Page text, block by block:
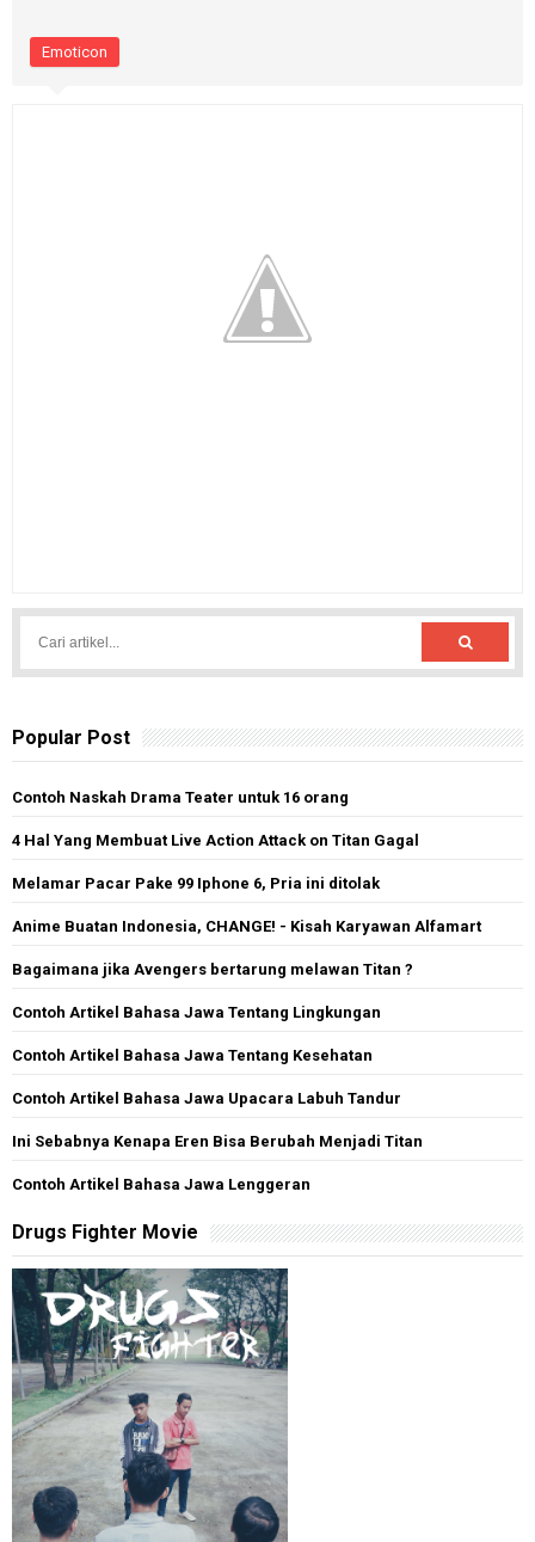
Emoticon
Popular Post
Contoh Naskah Drama Teater untuk 16 orang
4 Hal Yang Membuat Live Action Attack on Titan Gagal
Melamar Pacar Pake 99 Iphone 6, Pria ini ditolak
Anime Buatan Indonesia, CHANGE! - Kisah Karyawan Alfamart
Bagaimana jika Avengers bertarung melawan Titan ?
Contoh Artikel Bahasa Jawa Tentang Lingkungan
Contoh Artikel Bahasa Jawa Tentang Kesehatan
Contoh Artikel Bahasa Jawa Upacara Labuh Tandur
Ini Sebabnya Kenapa Eren Bisa Berubah Menjadi Titan
Contoh Artikel Bahasa Jawa Lenggeran
Drugs Fighter Movie